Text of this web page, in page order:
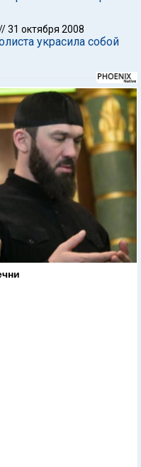
31 октября 2008
украсила собой